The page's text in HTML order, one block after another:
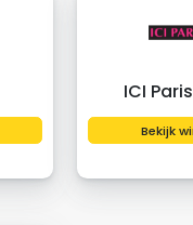
ICI
Bekijk